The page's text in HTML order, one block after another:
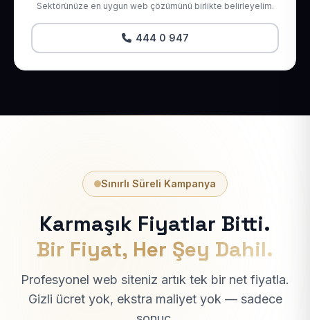
Sektörünüze en uygun web çözümünü birlikte belirleyelim.
444 0 947
Sınırlı Süreli Kampanya
Karmaşık Fiyatlar Bitti.
Bir Fiyat, Her Şey Dahil.
Profesyonel web siteniz artık tek bir net fiyatla.
Gizli ücret yok, ekstra maliyet yok — sadece